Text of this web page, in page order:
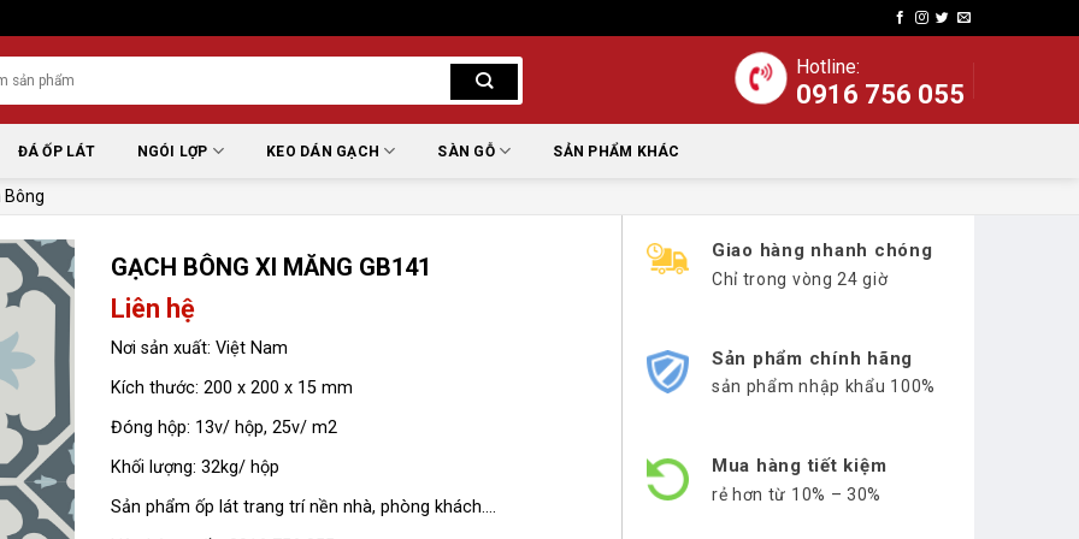
Hotline:
0916 756 055
ĐÁ ỐP LÁT NGÓI LỢP KEO DÁN GẠCH SÀN GỖ SẢN PHẨM KHÁC
Bông
GẠCH BÔNG XI MĂNG GB141
Liên hệ
Nơi sản xuất: Việt Nam
Kích thước: 200 x 200 x 15 mm
Đóng hộp: 13v/ hộp, 25v/ m2
Khối lượng: 32kg/ hộp
Sản phẩm ốp lát trang trí nền nhà, phòng khách….
Giao hàng nhanh chóng
Chỉ trong vòng 24 giờ
Sản phẩm chính hãng
sản phẩm nhập khẩu 100%
Mua hàng tiết kiệm
rẻ hơn từ 10% – 30%